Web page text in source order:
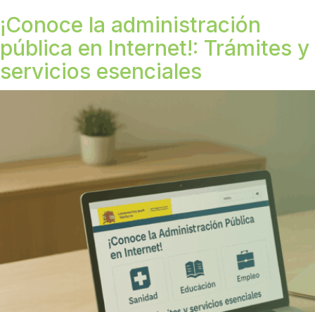
¡Conoce la administración
pública en Internet!: Trámites y
servicios esenciales